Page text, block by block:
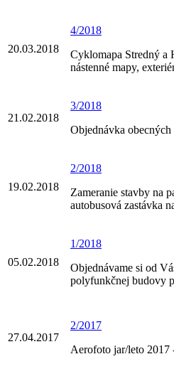
20.03.2018
4/2018
Cyklomapa Stredný a
nástenné mapy,
21.02.2018
3/2018
Objednávka
19.02.2018
2/2018
Zameranie stavby na
autobusová zastávka
05.02.2018
1/2018
Objednávame si od
polyfunkčnej budovy
27.04.2017
2/2017
Aerofoto jar/leto